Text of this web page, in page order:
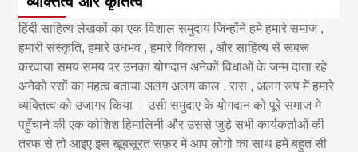
हिंदी साहित्य लेखकों का एक विशाल समुदाय जिन्होंने हमे हमारे समाज ,
हमारी संस्कृति, हमारे उधभव , हमारे विकास , और साहित्य से रूबरू
करवाया समय समय पर उनका योगदान अनेकों विधाओं के जन्म दाता रहे
अनेको रसों का महत्व बताया अलग अलग काल , रास , अलग रूप में हमारे
व्यक्तित्व को उजागर किया । उसी समुदाए के योगदान को पूरे समाज मे
पहुँचाने की एक कोशिश हिमालिनी और उससे जुड़े सभी कार्यकर्ताओं की
तरफ से तो आइए इस खूबसूरत सफ़र में आप लोगो का साथ हमे बहुत सी